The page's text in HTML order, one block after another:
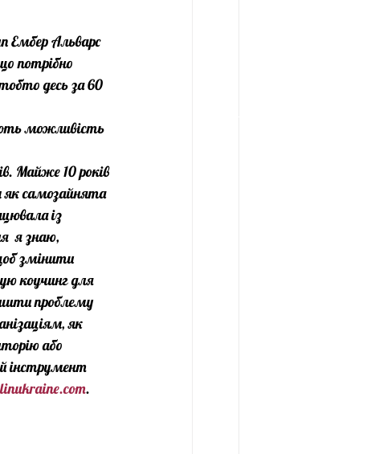
Ембер Альварс
потрібно
десь за 60
можливість
Майже 10 років
як самозайнята
із
я знаю,
змінити
коучинг для
проблему
як
або
інструмент
.